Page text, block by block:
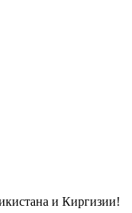
и Киргизии!